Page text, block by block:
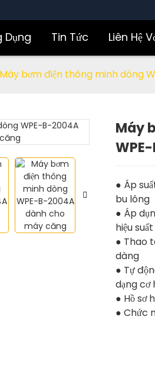
Dụng Tin Tức Liên Hệ
Máy bơm điện thông minh dòng
Máy
● Áp
bu lông
● Áp
hiệu
● Thao
dàng
● Tự
dạng cơ
● Hồ sơ
● Chức